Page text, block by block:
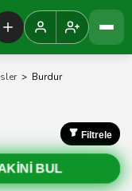
> Burdur
Filtrele
BUL